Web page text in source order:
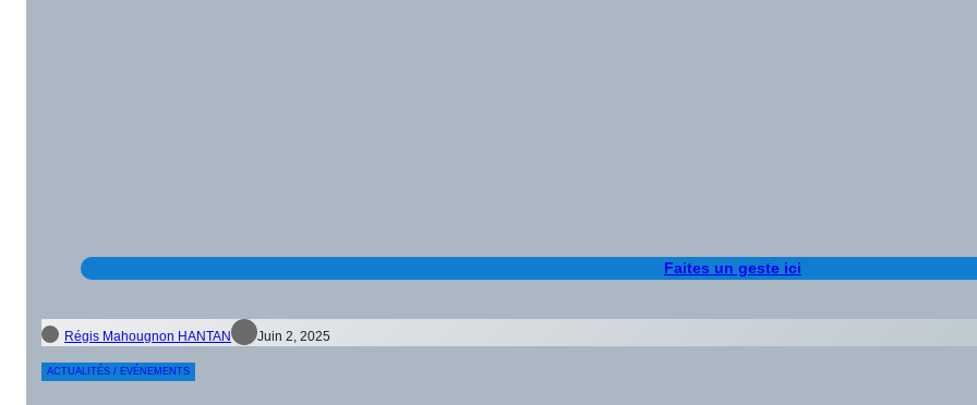
Faites un geste ici
Régis Mahougnon HANTAN Juin 2, 2025
ACTUALITÉS / EVÉNEMENTS